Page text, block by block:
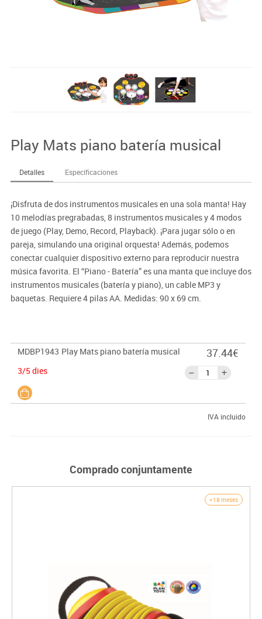
Play Mats piano batería musical
Detalles Especificaciones
¡Disfruta de dos instrumentos musicales en una sola manta! Hay
10 melodías pregrabadas, 8 instrumentos musicales y 4 modos
de juego (Play, Demo, Record, Playback). ¡Para jugar sólo o en
pareja, simulando una original orquesta! Además, podemos
conectar cualquier dispositivo externo para reproducir nuestra
música favorita. El “Piano - Batería” es una manta que incluye dos
instrumentos musicales (batería y piano), un cable MP3 y
baquetas. Requiere 4 pilas AA. Medidas: 90 x 69 cm.
MDBP1943 Play Mats piano batería musical
3/5 dies
37.44€
IVA incluido
Comprado conjuntamente
+18 meses